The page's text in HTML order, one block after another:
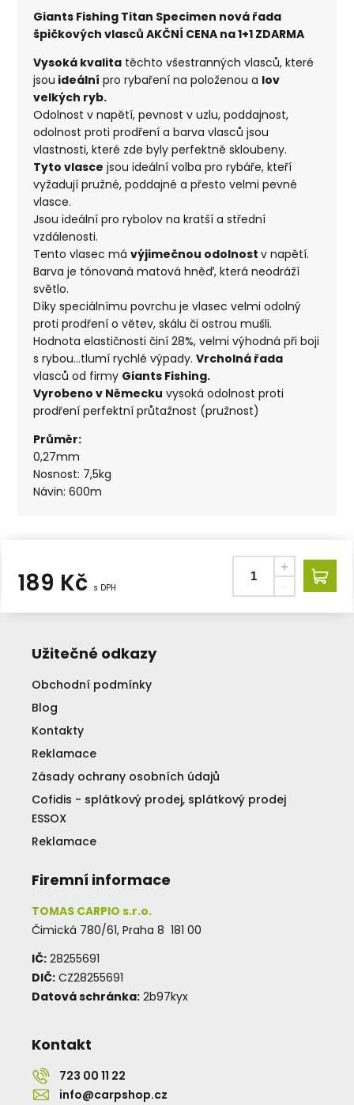
Giants Fishing Titan Specimen nová řada
špičkových vlasců AKČNÍ CENA na 1+1 ZDARMA
Vysoká kvalita těchto všestranných vlasců, které
jsou ideální pro rybaření na položenou a lov
velkých ryb.
Odolnost v napětí, pevnost v uzlu, poddajnost,
odolnost proti prodření a barva vlasců jsou
vlastnosti, které zde byly perfektně skloubeny.
Tyto vlasce jsou ideální volba pro rybáře, kteří
vyžadují pružné, poddajné a přesto velmi pevné
vlasce.
Jsou ideální pro rybolov na kratší a střední
vzdálenosti.
Tento vlasec mávýjimečnou odolnostv napětí.
Barva je tónovaná matová hněď, která neodráží
světlo.
Díky speciálnímu povrchu je vlasec velmi odolný
proti prodření o větev, skálu či ostrou mušli.
Hodnota elastičnosti činí 28%, velmi výhodná při boji
s rybou…tlumí rychlé výpady.Vrcholná řada
vlasců od firmy Giants Fishing.
Vyrobeno v Německu vysoká odolnost proti
prodření perfektní průtažnost (pružnost)
Průměr:
0,27mm
Nosnost: 7,5kg
Návin: 600m
189 Kč s DPH
Užitečné odkazy
Obchodní podmínky
Blog
Kontakty
Reklamace
Zásady ochrany osobních údajů
Cofidis - splátkový prodej, splátkový prodej
ESSOX
Reklamace
Firemní informace
TOMAS CARPIO s.r.o.
Čimická 780/61, Praha 8 181 00
IČ: 28255691
DIČ: CZ28255691
Datová schránka: 2b97kyx
Kontakt
723 00 11 22
info@carpshop.cz